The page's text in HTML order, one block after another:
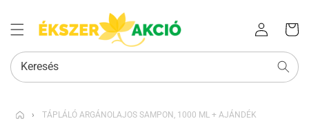
Bejelentkezés
kosara
Keresés
›
TÁPLÁLÓ ARGÁNOLAJOS SAMPON, 1000 ML + AJÁNDÉK